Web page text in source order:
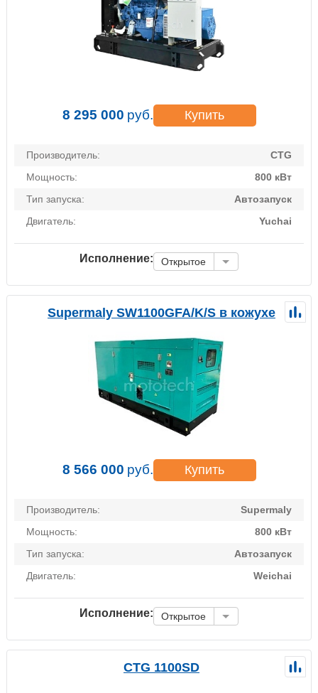
8 295 000 руб. Купить
Производитель:
CTG
Мощность:
800 кВт
Тип запуска:
Автозапуск
Двигатель:
Yuchai
Исполнение: Открытое
Supermaly SW1100GFA/K/S в кожухе
8 566 000 руб. Купить
Производитель:
Supermaly
Мощность:
800 кВт
Тип запуска:
Автозапуск
Двигатель:
Weichai
Исполнение: Открытое
CTG 1100SD